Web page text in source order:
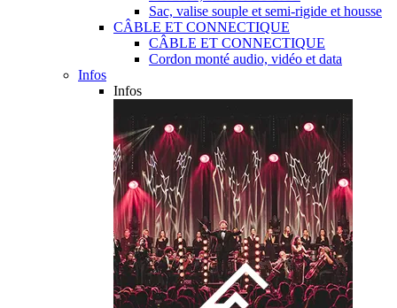
Sac, valise souple et semi-rigide et housse
CÂBLE ET CONNECTIQUE
CÂBLE ET CONNECTIQUE
Cordon monté audio, vidéo et data
Infos
Infos